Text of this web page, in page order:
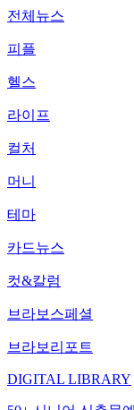
전체뉴스
피플
헬스
라이프
컬처
머니
테마
카드뉴스
컷&칼럼
브라보스페셜
브라보리포트
DIGITAL LIBRARY